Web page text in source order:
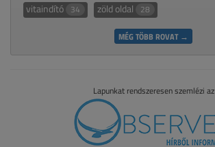
vitaindító 34 zöld oldal 28
MÉG TÖBB ROVAT →
Lapunkat rendszeresen szemlézi az